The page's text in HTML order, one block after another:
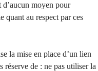
moyen pour
quant au respect par ces
la mise en place d’un lien
réserve de : ne pas utiliser la